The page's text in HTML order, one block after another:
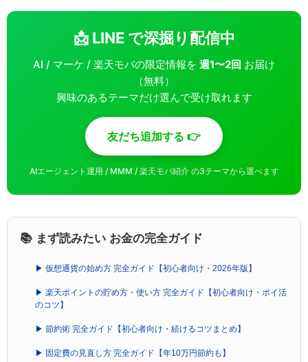
📩 LINE で深掘り配信中
AI / マーケ / 楽天モバの限定情報を 週1〜2回 お届け
（無料）
興味のあるテーマだけ選んで受け取れます
友だち追加する 👉
AIエージェント運用 / MMM / 楽天モバ紹介 の3テーマから選べます
📚 まず読みたい お金の完全ガイド
▶ 仮想通貨の始め方 完全ガイド【初心者向け・2026年版】
▶ 楽天ポイントの貯め方・使い方 完全ガイド【初心者向け・ポイ活
のコツ】
▶ 節約術 完全ガイド【初心者向け・続けるコツまとめ】
▶ 固定費の見直し方 完全ガイド【年10万円節約も】